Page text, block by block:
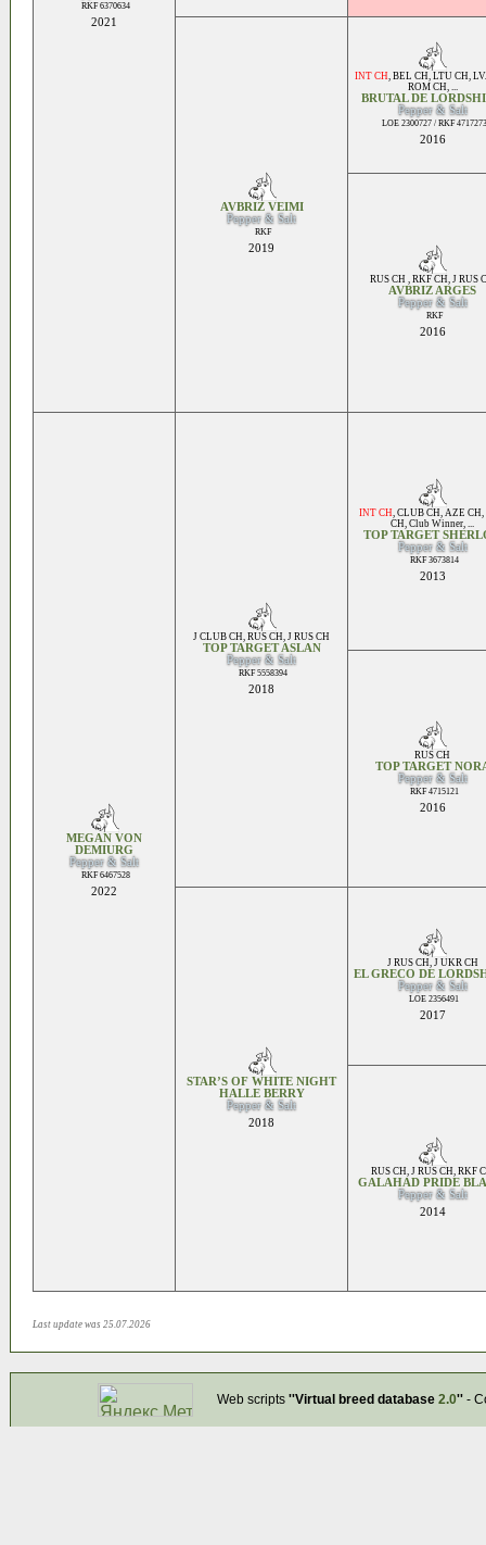
RKF 6370634
2021
AVBRIZ VEIMI
Pepper & Salt
RKF
2019
INT CH, BEL CH, LTU CH,
ROM CH, ...
BRUTAL DE
Pepper & Salt
LOE 2300727 / RKF 4717273
2016
RUS CH , RKF CH, J RUS
AVBRIZ ARGES
Pepper & Salt
RKF
2016
MEGAN VON
DEMIURG
Pepper & Salt
RKF 6467528
2022
J CLUB CH, RUS CH, J RUS CH
TOP TARGET ASLAN
Pepper & Salt
RKF 5558394
2018
INT CH, CLUB CH, AZE CH,
CH, Club Winner, ...
TOP TARGET
Pepper & Salt
RKF 3673814
2013
RUS CH
TOP TARGET
Pepper & Salt
RKF 4715121
2016
STAR’S OF WHITE NIGHT
HALLE BERRY
Pepper & Salt
2018
J RUS CH, J UKR CH
EL GRECO DE
Pepper & Salt
LOE 2356491
2017
RUS CH, J RUS CH, RKF
GALAHAD PRIDE
Pepper & Salt
2014
Last update was 25.07.2026
Web scripts ''Virtual breed database 2.0''-